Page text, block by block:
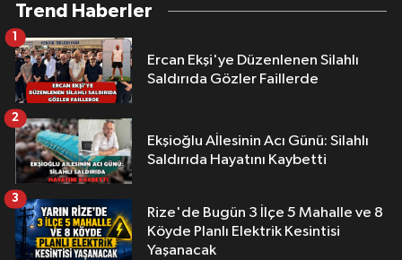
Trend Haberler
Ercan Ekşi'ye Düzenlenen Silahlı
Saldırıda Gözler Faillerde
1
Ekşioğlu Aİlesinin Acı Günü: Silahlı
Saldırıda Hayatını Kaybetti
2
Rize'de Bugün 3 İlçe 5 Mahalle ve 8
Köyde Planlı Elektrik Kesintisi
Yaşanacak
3